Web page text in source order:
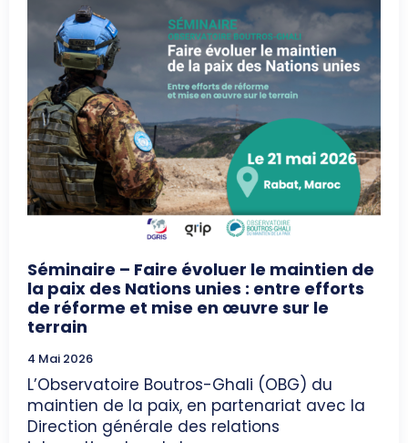
Séminaire – Faire évoluer le maintien de
la paix des Nations unies : entre efforts
de réforme et mise en œuvre sur le
terrain
4 Mai 2026
L’Observatoire Boutros-Ghali (OBG) du
maintien de la paix, en partenariat avec la
Direction générale des relations